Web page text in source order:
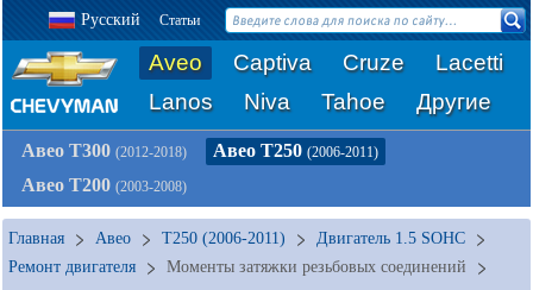
Русский Статьи
Aveo Captiva Cruze
Lacetti
Lanos
Niva Tahoe Другие
Авео Т300 (2012-2018) Авео Т250 (2006-2011)
Авео Т200 (2003-2008)
Главная Авео T250 (2006-2011)
Двигатель 1.5 SOHC
Ремонт двигателя
Моменты затяжки резьбовых соединений